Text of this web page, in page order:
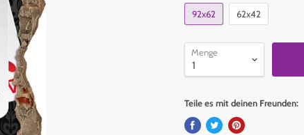
92x62 62x42
Menge
Teile es mit deinen Freunden: